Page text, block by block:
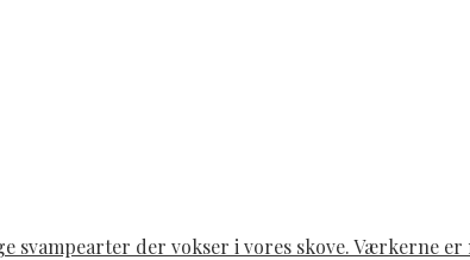
der vokser i vores skove. Værkerne